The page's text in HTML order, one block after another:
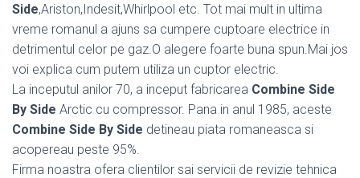
Side,Ariston,Indesit,Whirlpool etc. Tot mai mult in ultima
vreme romanul a ajuns sa cumpere cuptoare electrice in
detrimentul celor pe gaz.O alegere foarte buna spun.Mai jos
voi explica cum putem utiliza un cuptor electric.
La inceputul anilor 70, a inceput fabricarea Combine Side
By Side Arctic cu compressor. Pana in anul 1985, aceste
Combine Side By Side detineau piata romaneasca si
acopereau peste 95%.
Firma noastra ofera clientilor sai servicii de revizie tehnica